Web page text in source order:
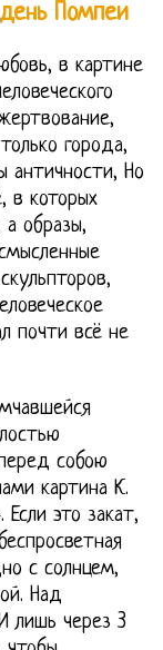
Помпеи
в картине
города,
античности, Но
в которых
образы,
почти всё не
собою
картина К.
это закат,
с солнцем,
Над
лишь через 3